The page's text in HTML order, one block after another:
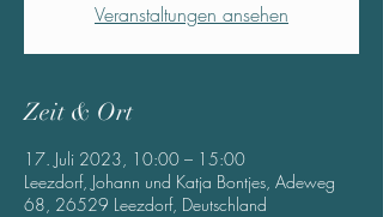
Veranstaltungen ansehen
Zeit & Ort
17. Juli 2023, 10:00 – 15:00
Leezdorf, Johann und Katja Bontjes, Adeweg
68, 26529 Leezdorf, Deutschland